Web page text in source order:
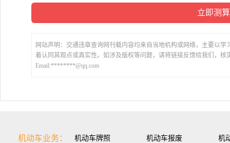
网站声明：交通违章查询网刊载内容均来自当地机构或网络，主要以
着认同其观点或真实性。如涉及版权等问题，请将链接反馈给我们，核
Email:********@qq.com
机动车业务： 机动车牌照 机动车报废 机